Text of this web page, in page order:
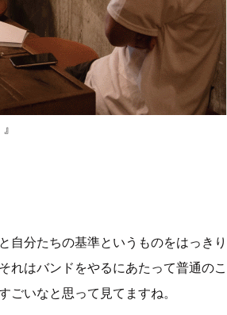
自分たちの基準というものをはっきり
れはバンドをやるにあたって普通のこ
いなと思って見てますね。